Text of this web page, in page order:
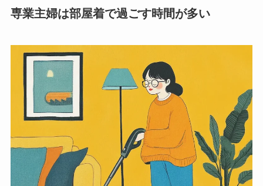
専業主婦は部屋着で過ごす時間が多い